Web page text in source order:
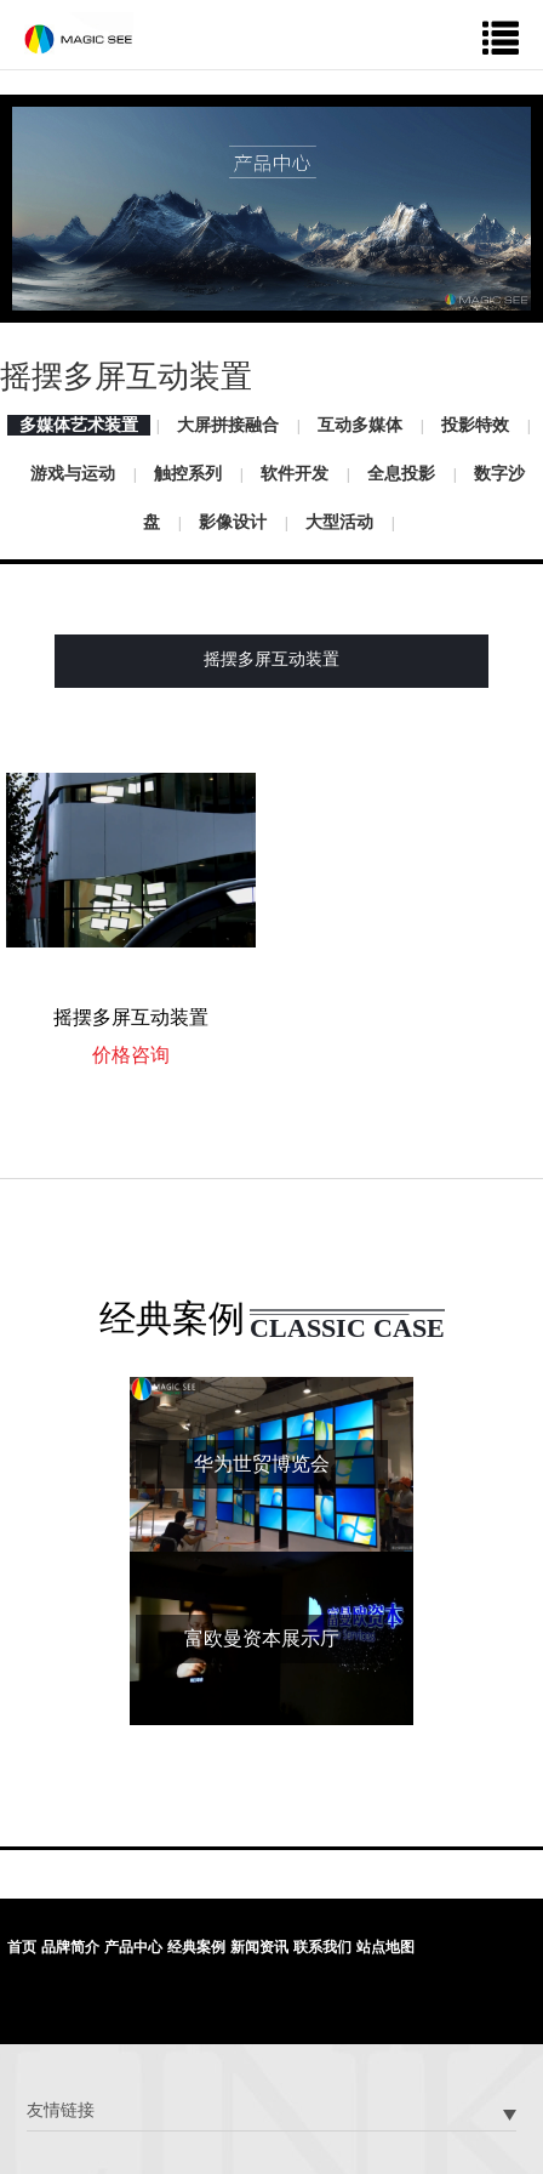
摇摆多屏互动装置
多媒体艺术装置 大屏拼接融合 互动多媒体 投影特效
游戏与运动 触控系列 软件开发 全息投影 数字沙
盘 影像设计 大型活动
摇摆多屏互动装置
摇摆多屏互动装置
价格咨询
经典案例 CLASSIC CASE
华为世贸博览会
富欧曼资本展示厅
首页 品牌简介 产品中心 经典案例 新闻资讯 联系我们 站点地图
友情链接